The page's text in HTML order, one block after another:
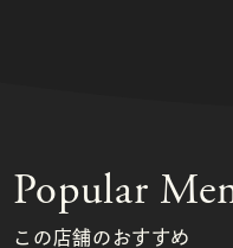
Popular
この店舗のおすすめ